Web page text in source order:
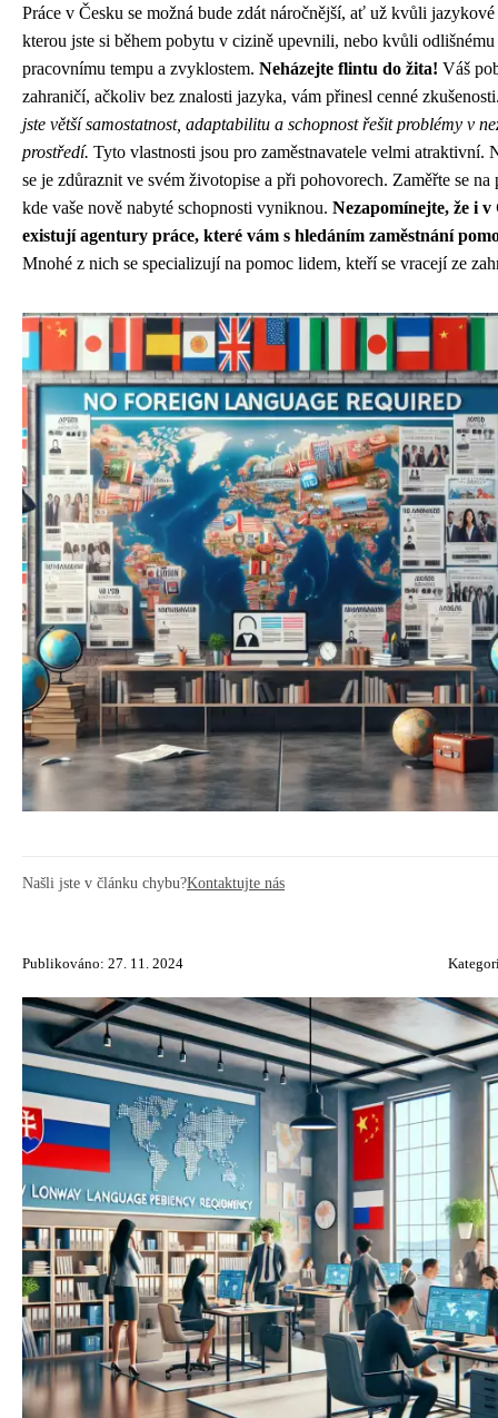
Práce v Česku se možná bude zdát náročnější, ať už kvůli jazykové
kterou jste si během pobytu v cizině upevnili, nebo kvůli odlišnému
pracovnímu tempu a zvyklostem. Neházejte flintu do žita! Váš
zahraničí, ačkoliv bez znalosti jazyka, vám přinesl cenné
jste větší samostatnost, adaptabilitu a schopnost řešit problémy v
prostředí. Tyto vlastnosti jsou pro zaměstnavatele velmi atraktivní.
se je zdůraznit ve svém životopise a při pohovorech. Zaměřte se na
kde vaše nově nabyté schopnosti vyniknou. Nezapomínejte, že i v
existují agentury práce, které vám s hledáním zaměstnání
Mnohé z nich se specializují na pomoc lidem, kteří se vracejí ze
Našli jste v článku chybu?Kontaktujte nás
Publikováno: 27. 11. 2024